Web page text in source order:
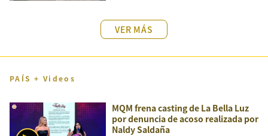
VER MÁS
PAÍS + Videos
MQM frena casting de La Bella Luz
por denuncia de acoso realizada por
Naldy Saldaña